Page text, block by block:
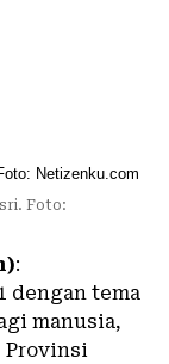
Foto:
:
dengan tema
manusia,
Provinsi